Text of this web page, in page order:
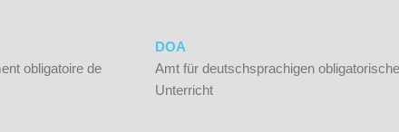
obligatoire de
DOA
Amt für deutschsprachigen
Unterricht